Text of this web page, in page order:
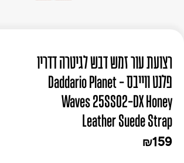
רצועת עור זמש דבש לגיטרה דדריו
פלנט ווייבס - Daddario Planet
Waves 25SS02-DX Honey
Leather Suede Strap
₪159